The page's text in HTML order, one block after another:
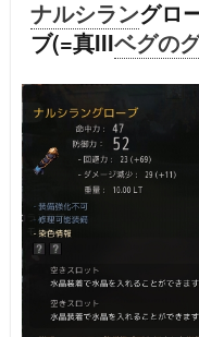
ナルシラングロ
ブ(=真IIIベグの